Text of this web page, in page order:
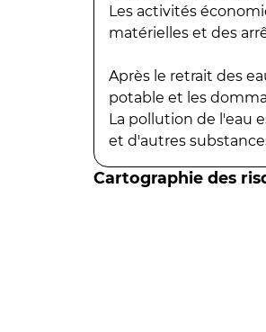
Les activités
matérielles et des
Après le retrait des
potable et les
La pollution de l'eau
et d'autres
Cartographie des